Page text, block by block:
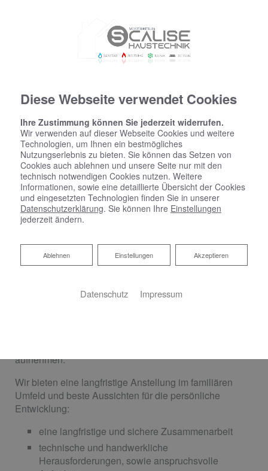
aufnehmen.
Wir bieten eine langfristige Anstellung im familiären
Umfeld und beste Aussichten für die persönliche
Entwicklung:
eine langfristige und sichere Zusammenarbeit
technische und handwerkliche
Herausforderungen, sowie anspruchsvolle
Diese Webseite verwendet Cookies
Ihre Zustimmung können Sie jederzeit widerrufen.
Wir verwenden auf dieser Webseite Cookies und weitere
Technologien, um Ihnen ein bestmögliches
Nutzungserlebnis zu bieten. Sie können das Setzen von
Cookies auch ablehnen und unsere Seite nur mit den
technisch notwendigen Cookies nutzen. Weitere
Informationen, sowie eine detaillierte Übersicht der Cookies
und eingesetzten Technologien finden Sie in unserer
Datenschutzerklärung. Sie können Ihre Einstellungen
jederzeit ändern.
Akzeptieren
Einstellungen
Ablehnen
Ablehnen
Datenschutz Impressum